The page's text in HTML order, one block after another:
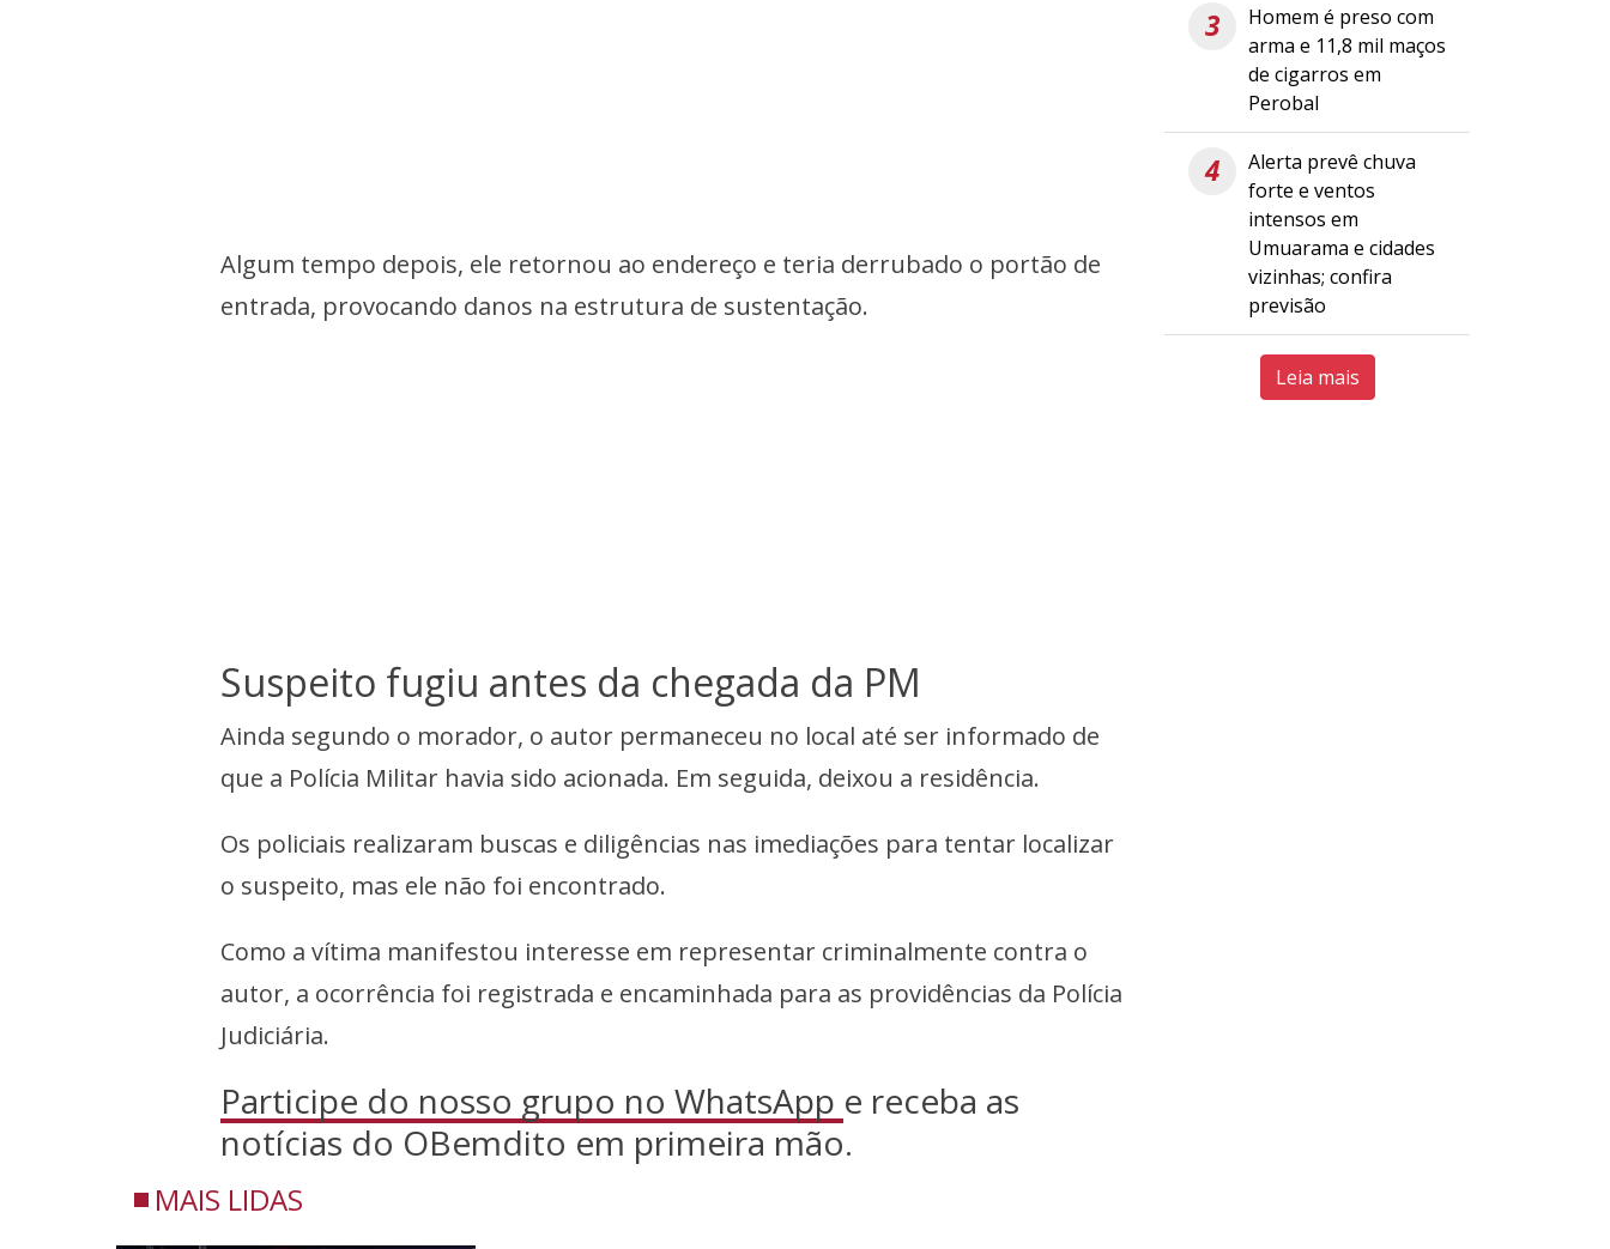
Algum tempo depois, ele retornou ao endereço e teria derrubado o portão de
entrada, provocando danos na estrutura de sustentação.
Suspeito fugiu antes da chegada da PM
Ainda segundo o morador, o autor permaneceu no local até ser informado de
que a Polícia Militar havia sido acionada. Em seguida, deixou a residência.
Os policiais realizaram buscas e diligências nas imediações para tentar localizar
o suspeito, mas ele não foi encontrado.
Como a vítima manifestou interesse em representar criminalmente contra o
autor, a ocorrência foi registrada e encaminhada para as providências da Polícia
Judiciária.
Participe do nosso grupo no WhatsApp e receba as
notícias do OBemdito em primeira mão.
MAIS LIDAS
3
Homem é preso com
arma e 11,8 mil maços
de cigarros em
Perobal
4
Alerta prevê chuva
forte e ventos
intensos em
Umuarama e cidades
vizinhas; confira
previsão
Leia mais